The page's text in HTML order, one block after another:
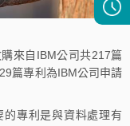
來自IBM公司共217篇
篇專利為IBM公司申請
專利是與資料處理有